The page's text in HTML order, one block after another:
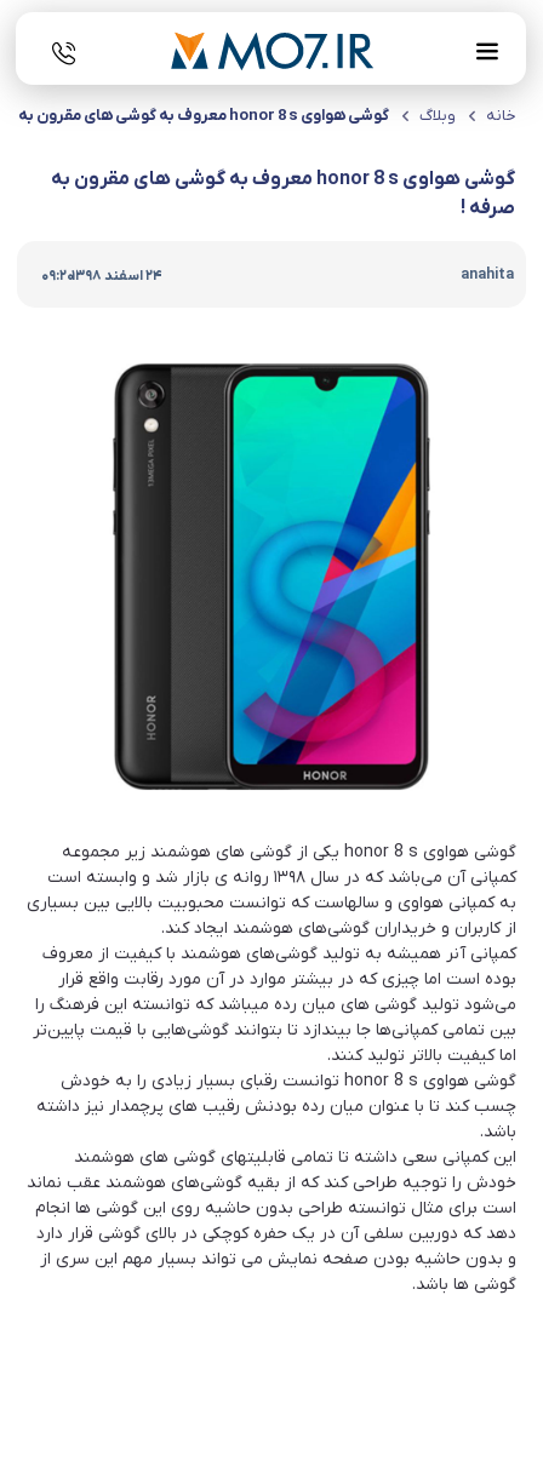
خانه وبلاگ گوشی هواوی honor 8 s معروف به گوشی های مقرون به صرفه !
گوشی هواوی honor 8 s معروف به گوشی های مقرون به
صرفه !
anahita 24 اسفند 1398 |
09:20
گوشی هواوی honor 8 s یکی از گوشی های هوشمند زیر مجموعه
کمپانی آن می‌باشد که در سال ١٣٩٨ روانه ی بازار شد و وابسته است
به کمپانی هواوی و سالهاست که توانست محبوبیت بالایی بین بسیاری
از کاربران و خریداران گوشی‌های هوشمند ایجاد کند.
کمپانی آنر همیشه به تولید گوشی‌های هوشمند با کیفیت از معروف
بوده است اما چیزی که در بیشتر موارد در آن مورد رقابت واقع قرار
می‌شود تولید گوشی های میان رده میباشد که توانسته این فرهنگ را
بین تمامی کمپانی‌ها جا بیندازد تا بتوانند گوشی‌هایی با قیمت پایین‌تر
اما کیفیت بالاتر تولید کنند.
گوشی هواوی honor 8 s توانست رقبای بسیار زیادی را به خودش
چسب کند تا با عنوان میان رده بودنش رقیب های پرچمدار نیز داشته
باشد.
این کمپانی سعی داشته تا تمامی قابلیتهای گوشی های هوشمند
خودش را توجیه طراحی کند که از بقیه گوشی‌های هوشمند عقب نماند
است برای مثال توانسته طراحی بدون حاشیه روی این گوشی ها انجام
دهد که دوربین سلفی آن در یک حفره کوچکی در بالای گوشی قرار دارد
و بدون حاشیه بودن صفحه نمایش می تواند بسیار مهم این سری از
گوشی ها باشد.